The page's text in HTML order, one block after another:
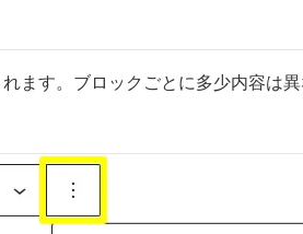
ます。ブロックごとに多少内容は